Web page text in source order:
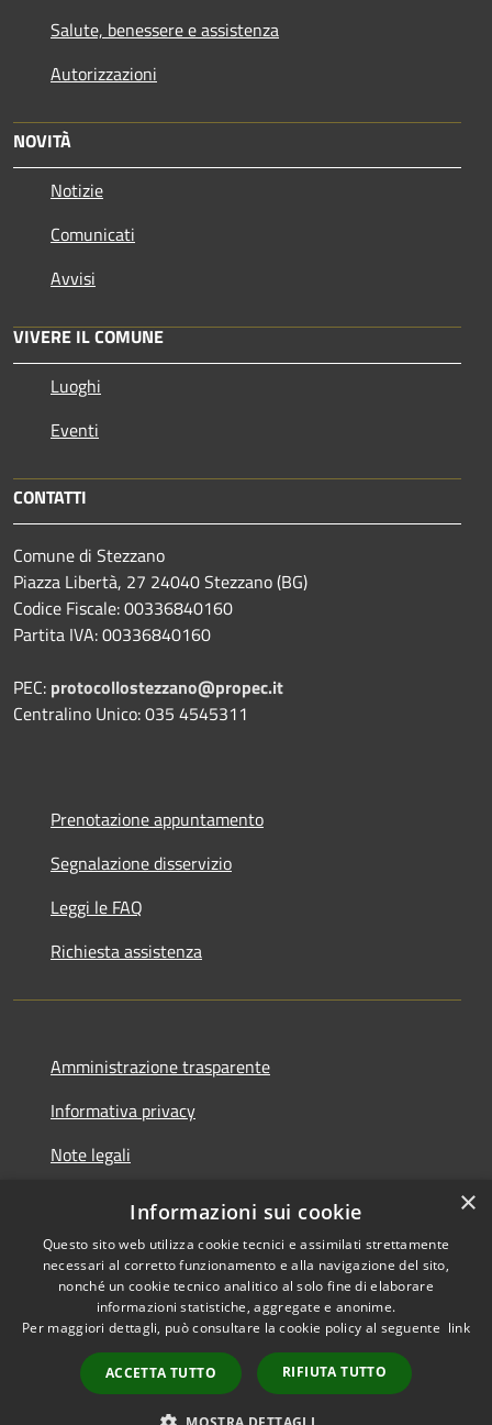
Salute, benessere e assistenza
Autorizzazioni
NOVITÀ
Notizie
Comunicati
Avvisi
VIVERE IL COMUNE
Luoghi
Eventi
CONTATTI
Comune di Stezzano
Piazza Libertà, 27 24040 Stezzano (BG)
Codice Fiscale: 00336840160
Partita IVA: 00336840160
PEC: protocollostezzano@propec.it
Centralino Unico: 035 4545311
Prenotazione appuntamento
Segnalazione disservizio
Leggi le FAQ
Richiesta assistenza
Amministrazione trasparente
Informativa privacy
Note legali
Dichiarazione di accessibilità
Accessibilità
Copyright © 2026 • Comune di
Stezzano • Powered by
Municipium•
Accesso redazione
×
Informazioni sui cookie
Questo sito web utilizza cookie tecnici e assimilati strettamente
necessari al corretto funzionamento e alla navigazione del sito,
nonché un cookie tecnico analitico al solo fine di elaborare
informazioni statistiche, aggregate e anonime.
Per maggiori dettagli, può consultare la cookie policy al seguente link
ACCETTA TUTTO RIFIUTA TUTTO